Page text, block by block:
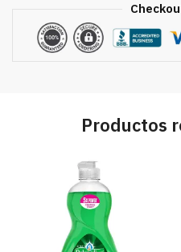
Productos